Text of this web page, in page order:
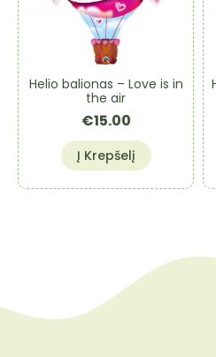
Helio balionas – Love is in
the air
€15.00
Į Krepšelį